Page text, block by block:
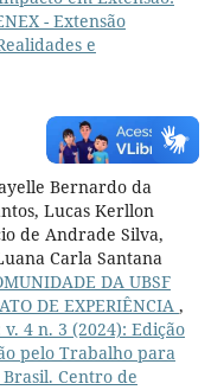
- Extensão
e
Bernardo da
Lucas Kerllon
de Andrade Silva,
Carla Santana
DA UBSF
DE EXPERIÊNCIA ,
4 n. 3 (2024): Edição
pelo Trabalho para
Brasil. Centro de